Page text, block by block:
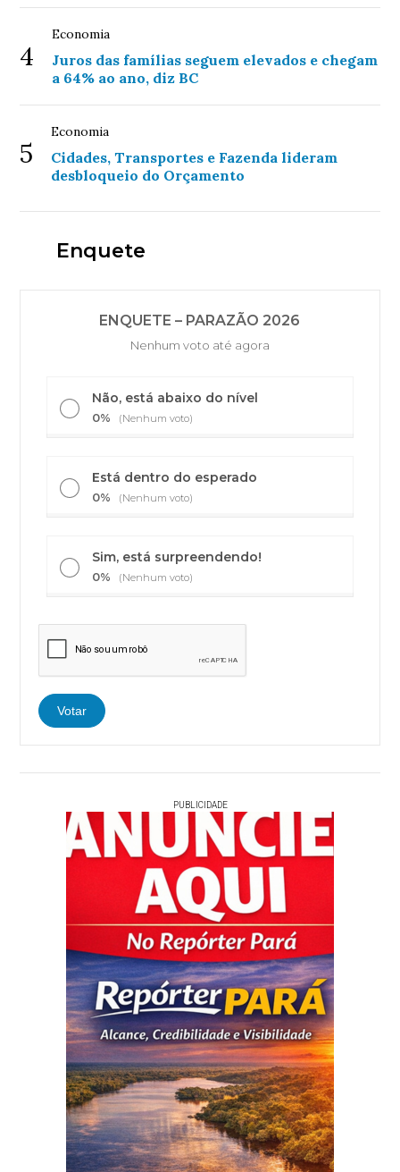
4
Economia
Juros das famílias seguem elevados e chegam
a 64% ao ano, diz BC
5
Economia
Cidades, Transportes e Fazenda lideram
desbloqueio do Orçamento
Enquete
ENQUETE – PARAZÃO 2026
Nenhum voto até agora
Não, está abaixo do nível
0% (Nenhum voto)
Está dentro do esperado
0% (Nenhum voto)
Sim, está surpreendendo!
0% (Nenhum voto)
PUBLICIDADE